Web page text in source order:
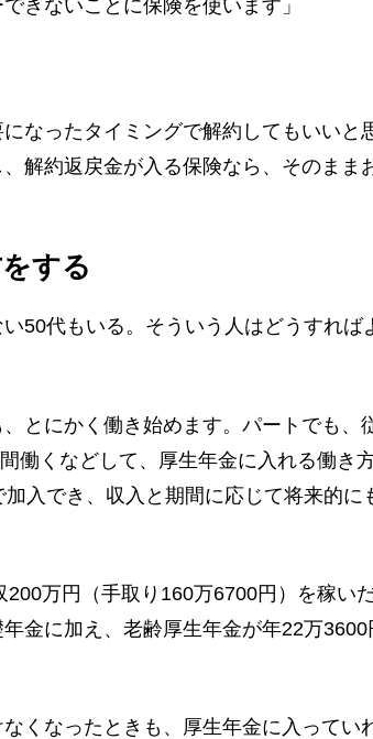
きないことに保険を使います」
なったタイミングで解約してもいいと
解約返戻金が入る保険なら、そのまま
する
50代もいる。そういう人はどうすれば
とにかく働き始めます。パートでも、
働くなどして、厚生年金に入れる働き
入でき、収入と期間に応じて将来的に
万円（手取り160万6700円）を稼い
金に加え、老齢厚生年金が年22万3600
くなったときも、厚生年金に入ってい